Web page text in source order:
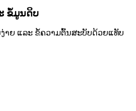
ຂໍ້ມູນດິບ
າຍ ແລະ ຂໍ້ຄວາມຕົ້ນສະບັບດ້ວຍແທັບ